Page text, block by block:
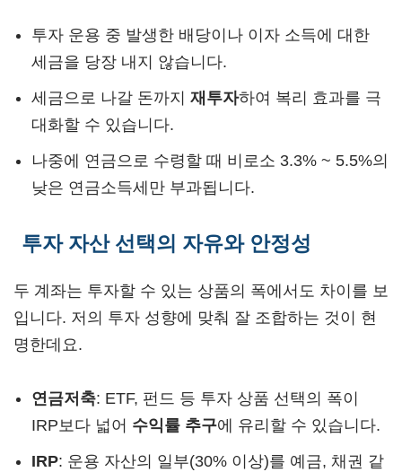
투자 운용 중 발생한 배당이나 이자 소득에 대한
세금을 당장 내지 않습니다.
세금으로 나갈 돈까지 재투자하여 복리 효과를 극
대화할 수 있습니다.
나중에 연금으로 수령할 때 비로소 3.3% ~ 5.5%의
낮은 연금소득세만 부과됩니다.
투자 자산 선택의 자유와 안정성
두 계좌는 투자할 수 있는 상품의 폭에서도 차이를 보
입니다. 저의 투자 성향에 맞춰 잘 조합하는 것이 현
명한데요.
연금저축: ETF, 펀드 등 투자 상품 선택의 폭이
IRP보다 넓어 수익률 추구에 유리할 수 있습니다.
IRP: 운용 자산의 일부(30% 이상)를 예금, 채권 같